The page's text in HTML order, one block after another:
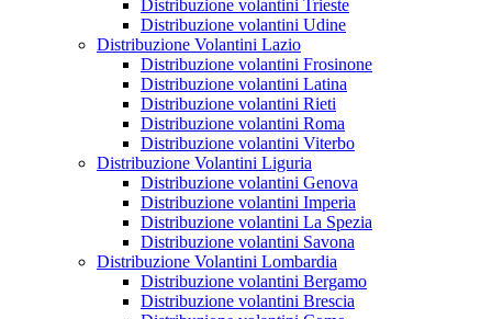
Distribuzione volantini Trieste
Distribuzione volantini Udine
Distribuzione Volantini Lazio
Distribuzione volantini Frosinone
Distribuzione volantini Latina
Distribuzione volantini Rieti
Distribuzione volantini Roma
Distribuzione volantini Viterbo
Distribuzione Volantini Liguria
Distribuzione volantini Genova
Distribuzione volantini Imperia
Distribuzione volantini La Spezia
Distribuzione volantini Savona
Distribuzione Volantini Lombardia
Distribuzione volantini Bergamo
Distribuzione volantini Brescia